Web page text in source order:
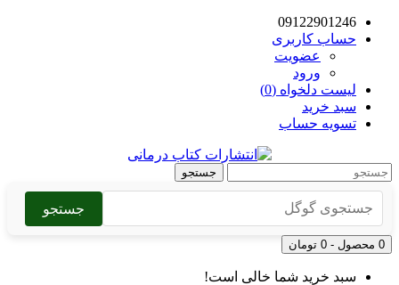
09122901246
حساب کاربری
عضویت
ورود
لیست دلخواه (0)
سبد خرید
تسویه حساب
جستجو
جستجو
0 محصول - 0 تومان
سبد خرید شما خالی است!